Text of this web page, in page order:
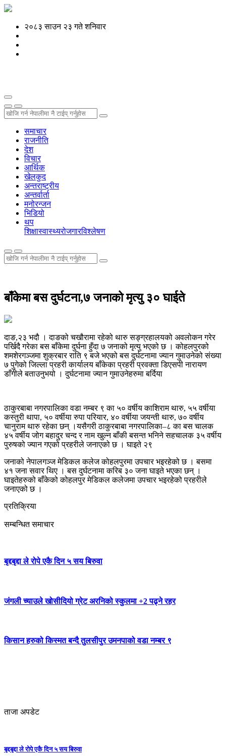
२०८३ साउन २३ गते शनिवार
समाचार
राजनीति
देश
विचार
आर्थिक
खेलकुद
अन्तराष्ट्रीय
अन्तर्वार्ता
मनोरन्जन
भिडियो
थप
शिक्षास्वास्थ्यरोजगारविश्लेषण
बाँकेमा बस दुर्घटना,७ जनाको मृत्यु ३० घाईते
दाङ,२३ भदौ । दाङको चखौरामा रहेको थारु सङ्ग्रहालयको अवलोकन गरेर
पर्खिदै गरेका बस बाँकेमा दुर्घना हुँदा ७ जनाको मृत्यु भएको छ । कोहलपुरको
शमशेरगञ्जमा शुक्रबार राति ९ बजे भएको बस दुर्घटनामा ज्यान गुमाउनेको संख्या
७ पुगेको जिल्ला प्रहरी कार्यालय बाँकेका प्रहरी प्रवक्ता डिएसपी नारायण
डाँगीले बताउनुभयो । दुर्घटनामा ज्यान गुमाउनेहरुमा बर्दिया
ठाकुरबाबा नगरपालिका वडा नम्बर ९ का ५० वर्षीय काशिराम थारु, ५५ वर्षीया
कस्तुरी थापा, ५० वर्षीया रुपा परियार, ४० वर्षीया जयन्ती थारु, ७० वर्षीय
चानुराम थारु रहेका छन् ।यसैगरी ठाकुरबाबा नगरपालिका–८ का बस चालक
४५ वर्षीय जोग बहादुर चन्द र नाम खुल्न बाँकी बसन्त भनिने सहचालक ३५ वर्षीय
पुरुषको ज्यान गएको प्रहरीले जनाएको छ । घाइते २९
जनाको नेपालगञ्ज मेडिकल कलेज कोहलपुरमा उपचार भइरहेको छ । बसमा
४१ जना सवार थिए । बस दुर्घटनामा करिब ३० जना घाइते भएका छन् ।
घाइतेहरुको बाँकेको कोहलपुर मेडिकल कलेजमा उपचार भइरहेको प्रहरीले
जनाएको छ ।
प्रतिक्रिया
सम्बन्धित समाचार
बृद्दबृद्दा ले रोपे एकै दिन ५ सय बिरुवा
जंगली च्याउले खोसीदियो ग्रेट अरनिको स्कुलमा +2 पढ्ने रहर
किसान हरुको किस्मत बन्दै तुलसीपुर उमनपाको वडा नम्बर ९
ताजा अपडेट
बृद्दबृद्दा ले रोपे एकै दिन ५ सय बिरुवा